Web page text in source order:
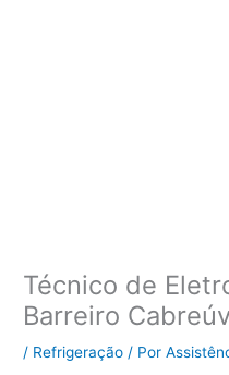
Técnico de
Barreiro
/ Refrigeração / Por